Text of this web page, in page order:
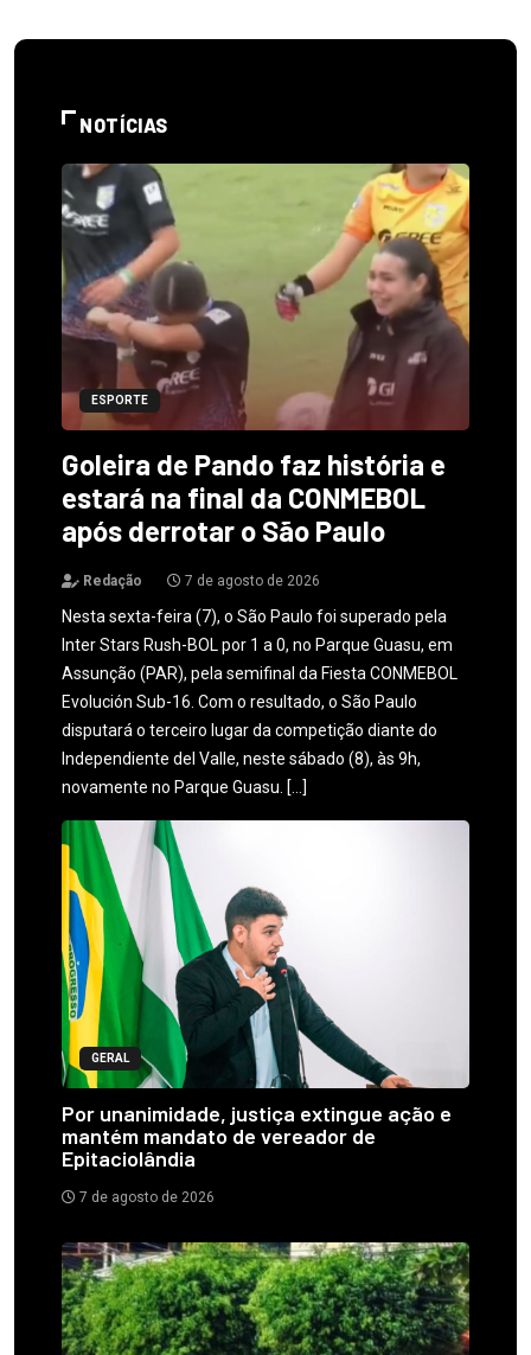
NOTÍCIAS
ESPORTE
Goleira de Pando faz história e
estará na final da CONMEBOL
após derrotar o São Paulo
Redação 7 de agosto de 2026
Nesta sexta-feira (7), o São Paulo foi superado pela
Inter Stars Rush-BOL por 1 a 0, no Parque Guasu, em
Assunção (PAR), pela semifinal da Fiesta CONMEBOL
Evolución Sub-16. Com o resultado, o São Paulo
disputará o terceiro lugar da competição diante do
Independiente del Valle, neste sábado (8), às 9h,
novamente no Parque Guasu. […]
GERAL
Por unanimidade, justiça extingue ação e
mantém mandato de vereador de
Epitaciolândia
7 de agosto de 2026